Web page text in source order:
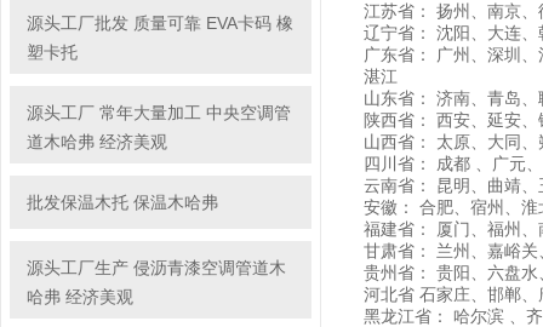
源头工厂批发 质量可靠 EVA卡码 橡
塑卡托
源头工厂 常年大量加工 中央空调管
道木哈弗 经济美观
批发保温木托 保温木哈弗
源头工厂生产 侵沥青漆空调管道木
哈弗 经济美观
江苏省： 扬州、南京
辽宁省： 沈阳、大连
广东省： 广州、深圳
湛江
山东省： 济南、青岛
陕西省： 西安、延安
山西省： 太原、大同
四川省： 成都 、广元
云南省： 昆明、曲靖
安徽： 合肥、宿州、
福建省： 厦门、福州
甘肃省： 兰州、嘉峪
贵州省： 贵阳、六盘
河北省 石家庄、邯郸
黑龙江省： 哈尔滨 、